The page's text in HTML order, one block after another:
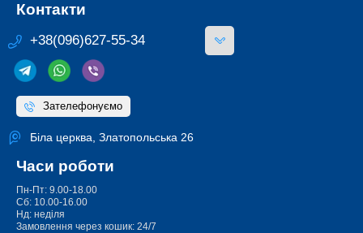
Контакти
+38(096)627-55-34
Зателефонуємо
Біла церква, Златопольська 26
Часи роботи
Пн-Пт: 9.00-18.00
Сб: 10.00-16.00
Нд: неділя
Замовлення через кошик: 24/7